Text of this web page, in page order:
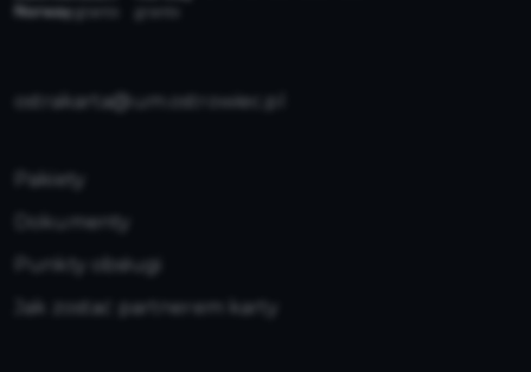
ostrakarta@um.ostrowiec.pl
Pakiety
Dokumenty
Punkty obsługi
Jak zostać partnerem karty